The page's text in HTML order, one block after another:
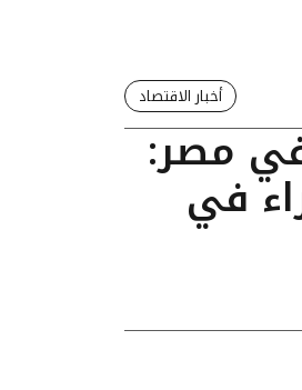
أخبار الاقتصاد
في مصر:
للشراء في